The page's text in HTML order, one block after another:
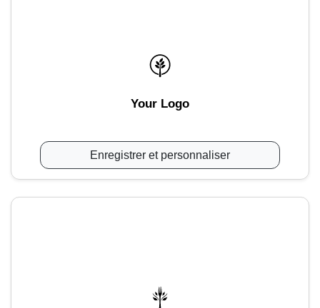
Your Logo
Enregistrer et personnaliser